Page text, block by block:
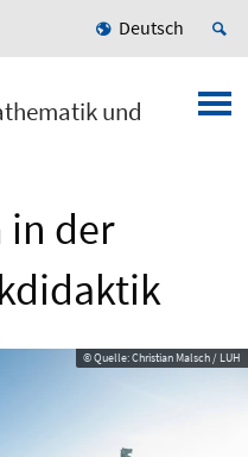
Deutsch
und
in der
© Quelle: Christian Malsch / LUH